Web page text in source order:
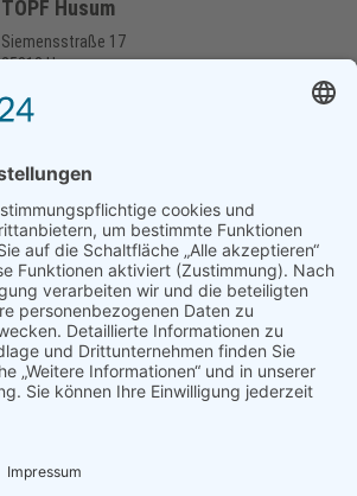
TOPF Husum
Siemensstraße 17
25813 Husum
04841 / 789-0
info@topf-online.de
Niederlassung Itzehoe
Marie-Curie-Ring 2
25524 Itzehoe
04821 / 8891-50
itzehoe@topf-online.de
Öffnungszeiten & mehr
Niederlassung Hamburg/Glinde